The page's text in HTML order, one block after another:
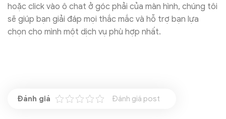
hoặc click vào ô chat ở góc phải của màn hình, chúng tôi
sẽ giúp bạn giải đáp mọi thắc mắc và hỗ trợ bạn lựa
chọn cho mình một dịch vụ phù hợp nhất.
Đánh giá post